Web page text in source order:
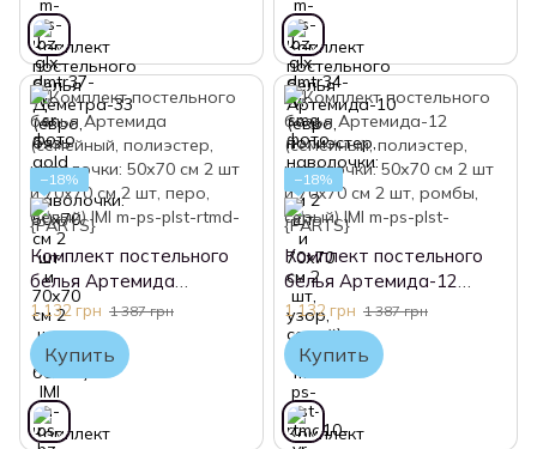
−18%
Комплект постельного
белья Артемида
(семейный, полиэстер,
наволочки: 50х70 см 2 шт
и 70х70 см 2 шт, перо,
белый) IMI
1 132 грн 1 387 грн
Купить
−18%
Комплект постельного
белья Артемида-12
(семейный, полиэстер,
наволочки: 50х70 см 2 шт
и 70х70 см 2 шт, ромбы,
серый) IMI
1 132 грн 1 387 грн
Купить